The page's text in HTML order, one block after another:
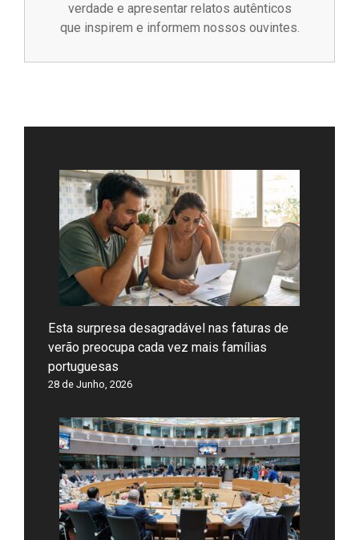
verdade e apresentar relatos autênticos
que inspirem e informem nossos ouvintes.
Esta surpresa desagradável nas faturas de
verão preocupa cada vez mais famílias
portuguesas
28 de Junho, 2026